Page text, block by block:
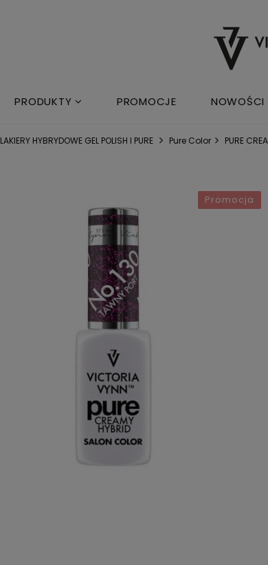
PRODUKTY PROMOCJE NOWOŚCI
LAKIERY HYBRYDOWE GEL POLISH I PURE Pure Color PURE
Promocja